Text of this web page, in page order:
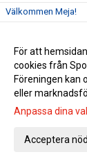
Välkommen Meja!
Välkommen Meja!
Julia Lönnborg
För att
cookies från
Föreningen kan
eller
Anpassa dina val
Acceptera